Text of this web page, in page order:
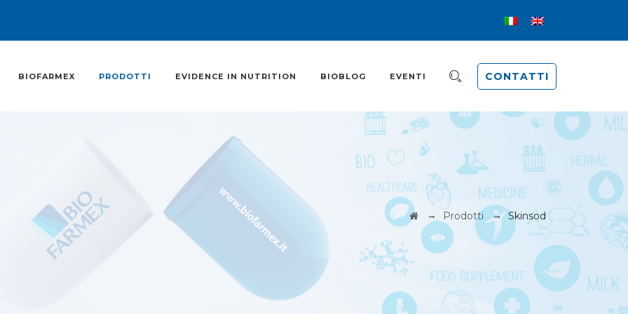
CONTATTI
BIOFARMEX PRODOTTI EVIDENCE IN NUTRITION BIOBLOG EVENTI
→ Prodotti →Skinsod